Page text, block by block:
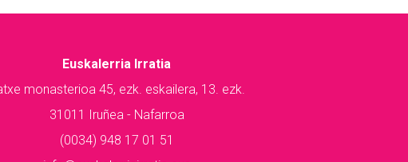
Euskalerria Irratia
monasterioa 45, ezk. eskailera, 13. ezk.
31011 Iruñea - Nafarroa
(0034) 948 17 01 51